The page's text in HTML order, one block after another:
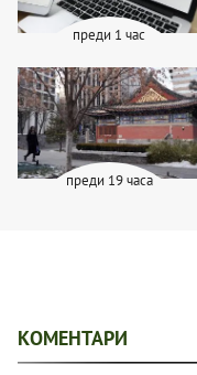
преди 1 час
преди 19 часа
КОМЕНТАРИ